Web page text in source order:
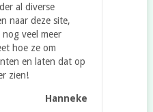
al diverse
naar deze site,
veel meer
hoe ze om
en laten dat op
zien!
Hanneke